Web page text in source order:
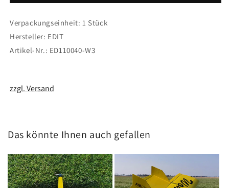
/
Filter
with
Moisture
/
Filter
Moisture
Verpackungseinheit: 1 Stück
Hersteller: EDIT
Artikel-Nr.: ED110040-W3
zzgl. Versand
Das könnte Ihnen auch gefallen